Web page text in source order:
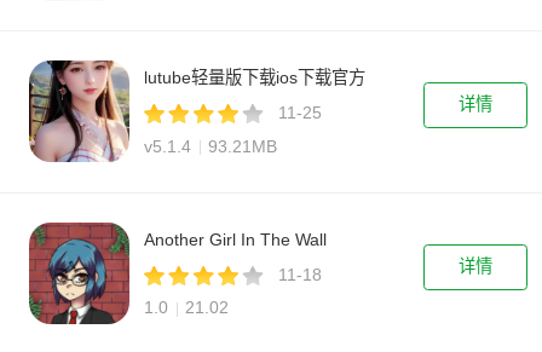
lutube轻量版下载ios下载官方
11-25
v5.1.4
93.21MB
详情
Another Girl In The Wall
11-18
1.0
21.02
详情